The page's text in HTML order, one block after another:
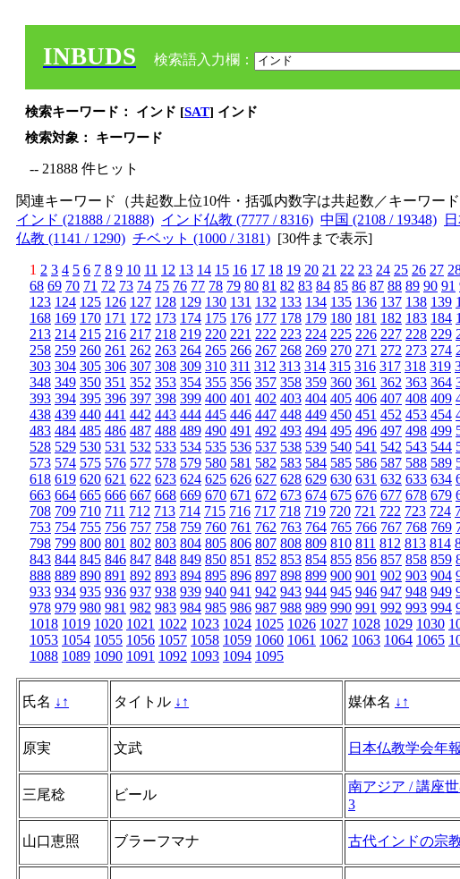
INBUDS 検索語入力欄：
検索キーワード： インド [SAT] インド
検索対象： キーワード
-- 21888 件ヒット
関連キーワード（共起数上位10件・括弧内数字は共起数／キーワー
インド (21888 / 21888) インド仏教 (7777 / 8316) 中国 (2108 / 19348)
仏教 (1141 / 1290) チベット (1000 / 3181) [30件まで表示]
1 2 3 4 5 6 7 8 9 10 11 12 13 14 15 16 17 18 19 20 21 22 23 24 25 26 27
68 69 70 71 72 73 74 75 76 77 78 79 80 81 82 83 84 85 86 87 88 89 90 91
123 124 125 126 127 128 129 130 131 132 133 134 135 136 137 138 139
168 169 170 171 172 173 174 175 176 177 178 179 180 181 182 183 184
213 214 215 216 217 218 219 220 221 222 223 224 225 226 227 228 229
258 259 260 261 262 263 264 265 266 267 268 269 270 271 272 273 274
303 304 305 306 307 308 309 310 311 312 313 314 315 316 317 318 319
348 349 350 351 352 353 354 355 356 357 358 359 360 361 362 363 364
393 394 395 396 397 398 399 400 401 402 403 404 405 406 407 408 409
438 439 440 441 442 443 444 445 446 447 448 449 450 451 452 453 454
483 484 485 486 487 488 489 490 491 492 493 494 495 496 497 498 499
528 529 530 531 532 533 534 535 536 537 538 539 540 541 542 543 544
573 574 575 576 577 578 579 580 581 582 583 584 585 586 587 588 589
618 619 620 621 622 623 624 625 626 627 628 629 630 631 632 633 634
663 664 665 666 667 668 669 670 671 672 673 674 675 676 677 678 679
708 709 710 711 712 713 714 715 716 717 718 719 720 721 722 723 724
753 754 755 756 757 758 759 760 761 762 763 764 765 766 767 768 769
798 799 800 801 802 803 804 805 806 807 808 809 810 811 812 813 814
843 844 845 846 847 848 849 850 851 852 853 854 855 856 857 858 859
888 889 890 891 892 893 894 895 896 897 898 899 900 901 902 903 904
933 934 935 936 937 938 939 940 941 942 943 944 945 946 947 948 949
978 979 980 981 982 983 984 985 986 987 988 989 990 991 992 993 994
1018 1019 1020 1021 1022 1023 1024 1025 1026 1027 1028 1029 1030
1053 1054 1055 1056 1057 1058 1059 1060 1061 1062 1063 1064 1065
1088 1089 1090 1091 1092 1093 1094 1095
氏名 ↓ ↑ タイトル ↓ ↑ 媒体名 ↓ ↑
原実 文武 日本仏教学会年報
三尾稔 ビール
南アジア / 講座
3
山口恵照 ブラーフマナ 古代インドの宗